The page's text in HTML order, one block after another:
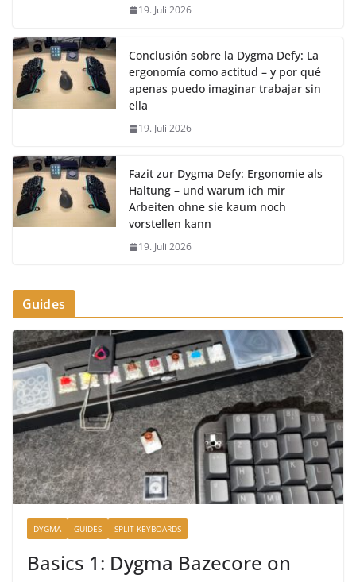
19. Juli 2026
Conclusión sobre la Dygma Defy: La
ergonomía como actitud – y por qué
apenas puedo imaginar trabajar sin
ella
19. Juli 2026
Fazit zur Dygma Defy: Ergonomie als
Haltung – und warum ich mir
Arbeiten ohne sie kaum noch
vorstellen kann
19. Juli 2026
Guides
DYGMA GUIDES SPLIT KEYBOARDS
Basics 1: Dygma Bazecore on